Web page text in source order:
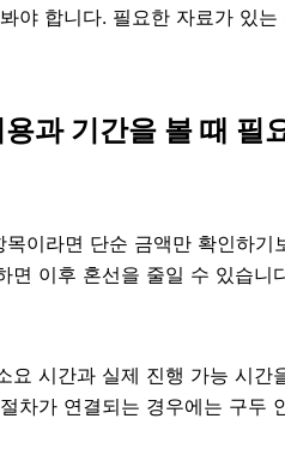
야 합니다. 필요한 자료가 있
과 기간을 볼 때 필
이라면 단순 금액만 확인하
면 이후 혼선을 줄일 수 있습
요 시간과 실제 진행 가능 시
차가 연결되는 경우에는 구두